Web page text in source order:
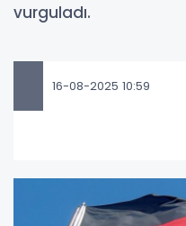
vurguladı.
16-08-2025 10:59